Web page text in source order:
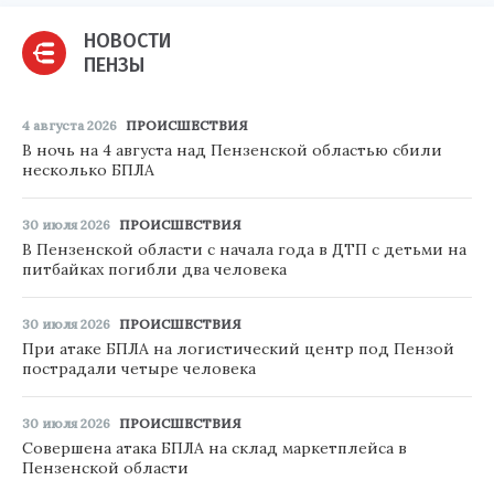
НОВОСТИ
ПЕНЗЫ
4 августа 2026 ПРОИСШЕСТВИЯ
В ночь на 4 августа над Пензенской областью сбили
несколько БПЛА
30 июля 2026 ПРОИСШЕСТВИЯ
В Пензенской области с начала года в ДТП с детьми на
питбайках погибли два человека
30 июля 2026 ПРОИСШЕСТВИЯ
При атаке БПЛА на логистический центр под Пензой
пострадали четыре человека
30 июля 2026 ПРОИСШЕСТВИЯ
Совершена атака БПЛА на склад маркетплейса в
Пензенской области